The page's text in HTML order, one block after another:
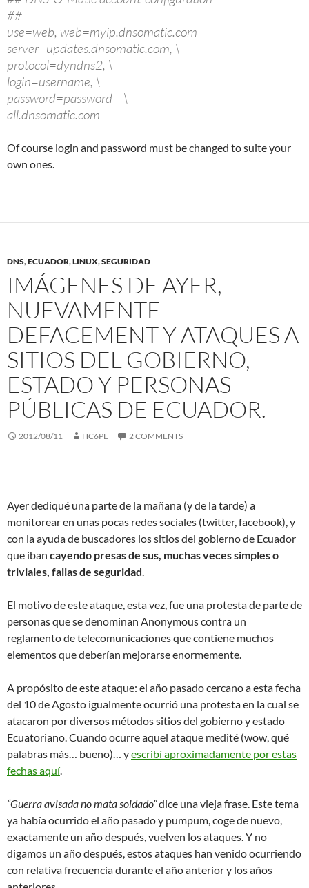
##
use=web, web=myip.dnsomatic.com
server=updates.dnsomatic.com, \
protocol=dyndns2, \
login=username, \
password=password \
all.dnsomatic.com
Of course login and password must be changed to suite your
own ones.
DNS,ECUADOR,LINUX,SEGURIDAD
IMÁGENES DE AYER,
NUEVAMENTE
DEFACEMENT Y ATAQUES A
SITIOS DEL GOBIERNO,
ESTADO Y PERSONAS
PÚBLICAS DE ECUADOR.
2012/08/11 HC6PE 2 COMMENTS
Ayer dediqué una parte de la mañana (y de la tarde) a
monitorear en unas pocas redes sociales (twitter, facebook), y
con la ayuda de buscadores los sitios del gobierno de Ecuador
que iban cayendo presas de sus, muchas veces simples o
triviales, fallas de seguridad
El motivo de este ataque, esta vez, fue una protesta de parte de
personas que se denominan Anonymous contra un
reglamento de telecomunicaciones que contiene muchos
elementos que deberían mejorarse enormemente.
A propósito de este ataque: el año pasado cercano a esta fecha
del 10 de Agosto igualmente ocurrió una protesta en la cual se
atacaron por diversos métodos sitios del gobierno y estado
Ecuatoriano. Cuando ocurre aquel ataque medité (wow, qué
palabras más… bueno)… yescribí aproximadamente por estas
fechas aquí
“Guerra avisada no mata soldado”dice una vieja frase. Este tema
ya había ocurrido el año pasado y pumpum, coge de nuevo,
exactamente un año después, vuelven los ataques. Y no
digamos un año después, estos ataques han venido ocurriendo
con relativa frecuencia durante el año anterior y los años